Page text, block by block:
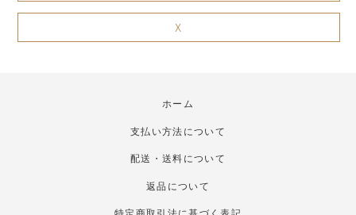
X
ホーム
支払い方法について
配送・送料について
返品について